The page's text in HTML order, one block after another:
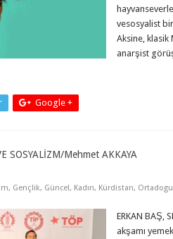
vesosyalist
Aksine, klasik
anarşist
Google +
SOSYALİZM/Mehmet AKKAYA
, Gençlik, Güncel, Kadın, Kürdistan, Ortadogu
ERKAN BAŞ,
akşamı